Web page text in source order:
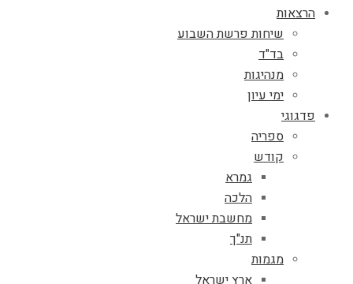
הרצאות
שיחות פרשת השבוע
בד"ד
מנהיגות
ימי עיון
פדגוגי
ספריה
קודש
גמרא
הלכה
מחשבת ישראל
תנ"ך
מגמות